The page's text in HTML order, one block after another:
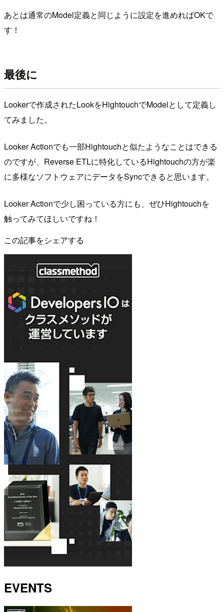
あとは通常のModel定義と同じように設定を進めればOKで
す！
最後に
Lookerで作成されたLookをHightouchでModelとして定義し
てみました。
Looker Actionでも一部Hightouchと似たようなことはできる
のですが、Reverse ETLに特化しているHightouchの方が楽
に多様なソフトウェアにデータをSyncできると思います。
Looker Actionで少し困っている方にも、ぜひHightouchを
触ってみてほしいですね！
この記事をシェアする
EVENTS